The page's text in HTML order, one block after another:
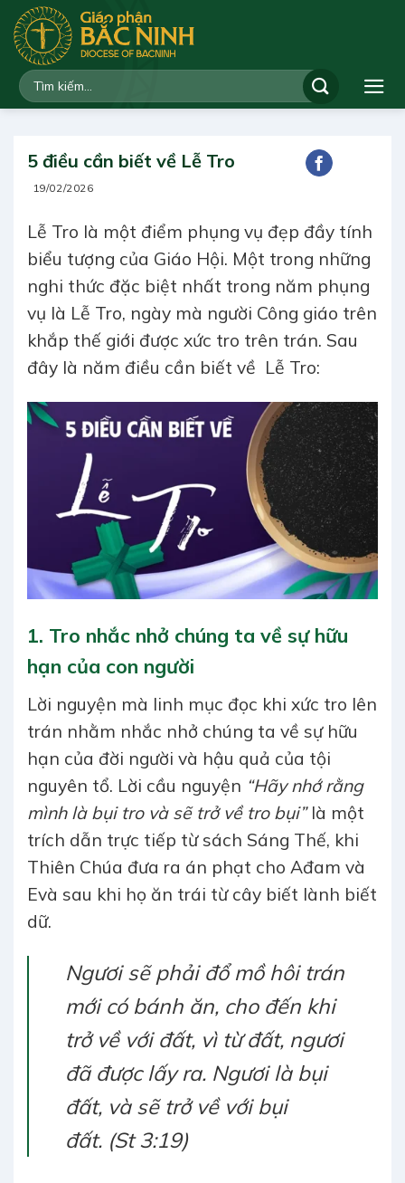
qua
dung
5 điều cần biết về Lễ Tro
19/02/2026
Lễ Tro là một điểm phụng vụ đẹp đầy tính
biểu tượng của Giáo Hội. Một trong những
nghi thức đặc biệt nhất trong năm phụng
vụ là Lễ Tro, ngày mà người Công giáo trên
khắp thế giới được xức tro trên trán. Sau
đây là năm điều cần biết về Lễ Tro:
1. Tro nhắc nhở chúng ta về sự hữu
hạn của con người
Lời nguyện mà linh mục đọc khi xức tro lên
trán nhằm nhắc nhở chúng ta về sự hữu
hạn của đời người và hậu quả của tội
nguyên tổ. Lời cầu nguyện “Hãy nhớ rằng
mình là bụi tro và sẽ trở về tro bụi”là một
trích dẫn trực tiếp từ sách Sáng Thế, khi
Thiên Chúa đưa ra án phạt cho Ađam và
Evà sau khi họ ăn trái từ cây biết lành biết
dữ.
Ngươi sẽ phải đổ mồ hôi trán
mới có bánh ăn, cho đến khi
trở về với đất, vì từ đất, ngươi
đã được lấy ra. Ngươi là bụi
đất, và sẽ trở về với bụi
đất. (St 3:19)